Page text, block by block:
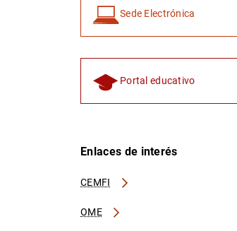
Sede Electrónica
Portal educativo
Enlaces de interés
CEMFI
OME